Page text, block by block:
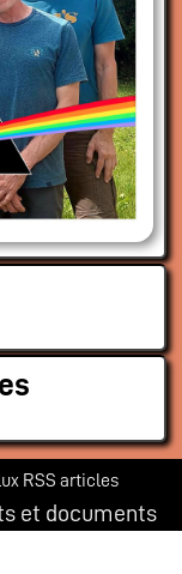
RSS articles
et documents